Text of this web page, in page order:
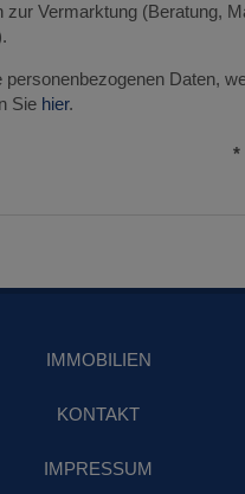
zur Vermarktung (Beratung,
personenbezogenen Daten,
Sie hier.
*
IMMOBILIEN
KONTAKT
IMPRESSUM